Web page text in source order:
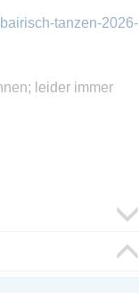
tanzen-2026-
leider immer